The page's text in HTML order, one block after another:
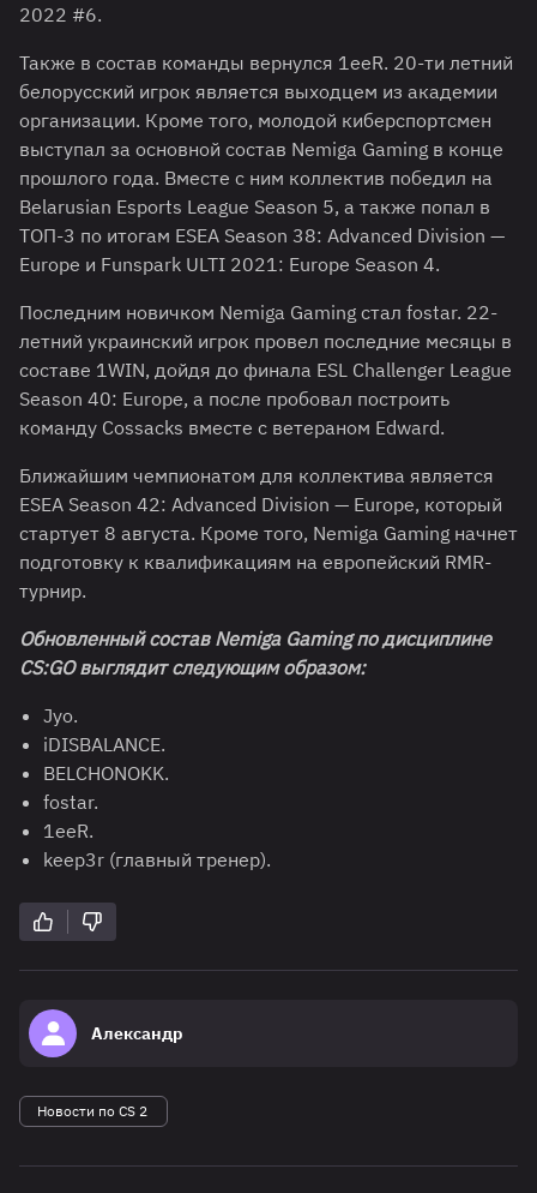
2022 #6.
Также в состав команды вернулся 1eeR. 20-ти летний
белорусский игрок является выходцем из академии
организации. Кроме того, молодой киберспортсмен
выступал за основной состав Nemiga Gaming в конце
прошлого года. Вместе с ним коллектив победил на
Belarusian Esports League Season 5, а также попал в
ТОП-3 по итогам ESEA Season 38: Advanced Division —
Europe и Funspark ULTI 2021: Europe Season 4.
Последним новичком Nemiga Gaming стал fostar. 22-
летний украинский игрок провел последние месяцы в
составе 1WIN, дойдя до финала ESL Challenger League
Season 40: Europe, а после пробовал построить
команду Cossacks вместе с ветераном Edward.
Ближайшим чемпионатом для коллектива является
ESEA Season 42: Advanced Division — Europe, который
стартует 8 августа. Кроме того, Nemiga Gaming начнет
подготовку к квалификациям на европейский RMR-
турнир.
Обновленный состав Nemiga Gaming по дисциплине
CS:GO выглядит следующим образом:
Jyo.
iDISBALANCE.
BELCHONOKK.
fostar.
1eeR.
keep3r (главный тренер).
Александр
Новости по CS 2